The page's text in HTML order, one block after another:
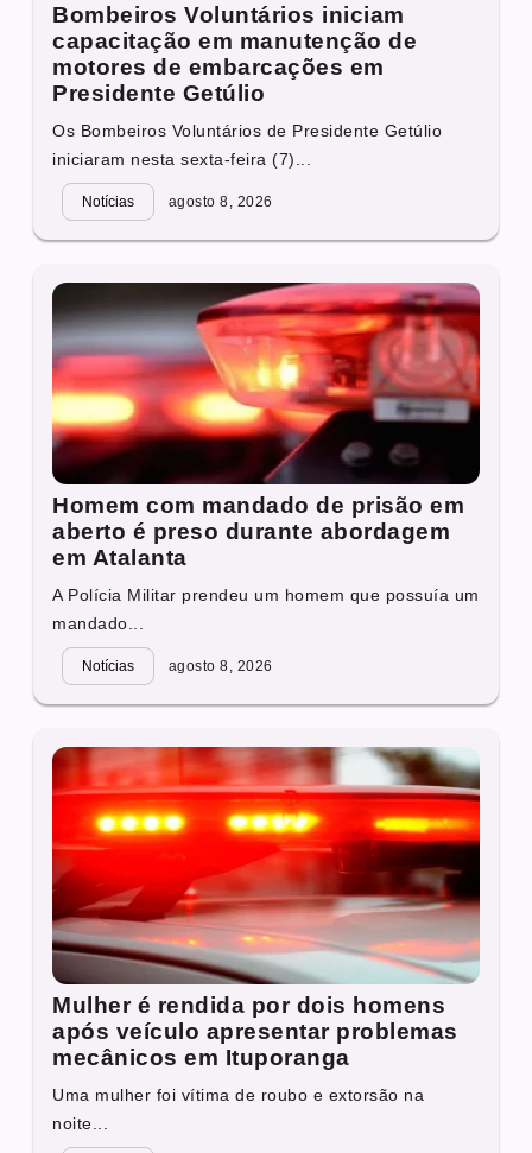
Bombeiros Voluntários iniciam
capacitação em manutenção de
motores de embarcações em
Presidente Getúlio
Os Bombeiros Voluntários de Presidente Getúlio
iniciaram nesta sexta-feira (7)...
Notícias agosto 8, 2026
Homem com mandado de prisão em
aberto é preso durante abordagem
em Atalanta
A Polícia Militar prendeu um homem que possuía um
mandado...
Notícias agosto 8, 2026
Mulher é rendida por dois homens
após veículo apresentar problemas
mecânicos em Ituporanga
Uma mulher foi vítima de roubo e extorsão na
noite...